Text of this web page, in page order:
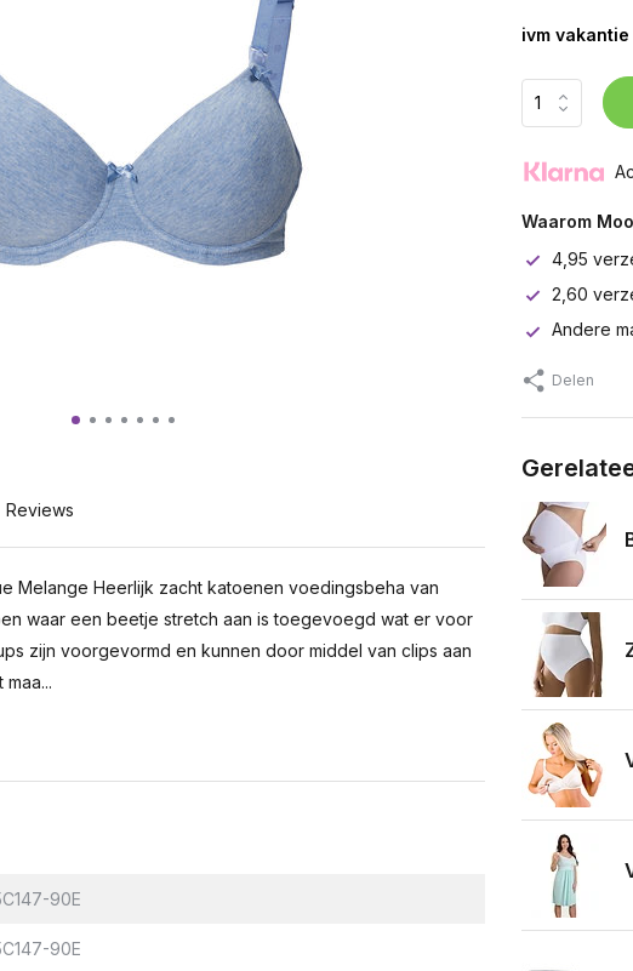
Reviews
Melange Heerlijk zacht katoenen voedingsbeha van
waar een beetje stretch aan is toegevoegd wat er voor
zijn voorgevormd en kunnen door middel van clips aan
90E
90E
ivm
Waarom
4,95
2,60
Andere
Delen